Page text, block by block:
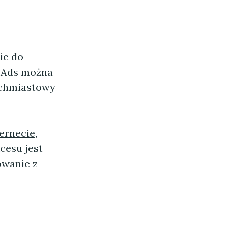
do
można
,
jest
z